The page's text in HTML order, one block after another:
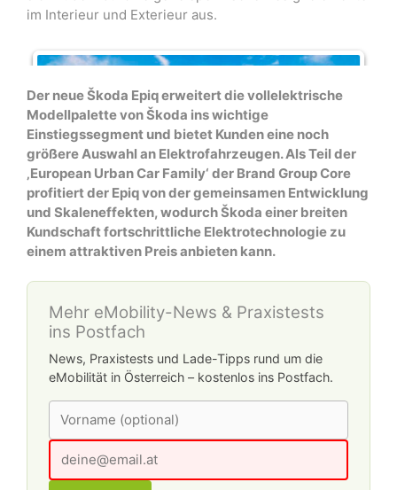
im Interieur und Exterieur aus.
Der neue Škoda Epiq erweitert die vollelektrische
Modellpalette von Škoda ins wichtige
Einstiegssegment und bietet Kunden eine noch
größere Auswahl an Elektrofahrzeugen. Als Teil der
‚European Urban Car Family‘ der Brand Group Core
profitiert der Epiq von der gemeinsamen Entwicklung
und Skaleneffekten, wodurch Škoda einer breiten
Kundschaft fortschrittliche Elektrotechnologie zu
einem attraktiven Preis anbieten kann.
Mehr eMobility-News & Praxistests
ins Postfach
News, Praxistests und Lade-Tipps rund um die
eMobilität in Österreich – kostenlos ins Postfach.